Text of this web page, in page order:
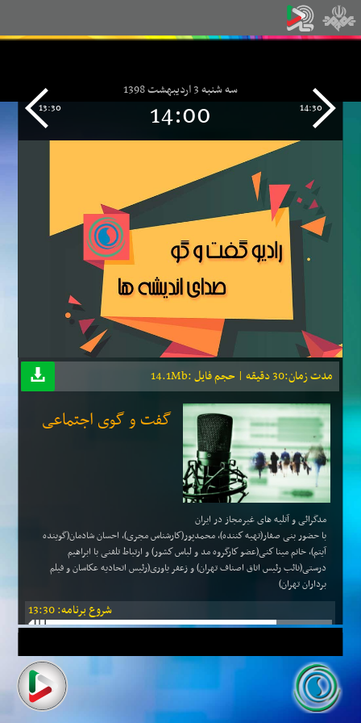
14:30
سه شنبه 3 اردیبهشت 1398
14:00
13:30
مدت زمان:30 دقیقه | حجم فایل :14.1Mb
گفت و گوی اجتماعی
مدگرائی و آتلیه های غیرمجاز در ایران
با حضور بنی صفار(تهیه كننده)، محمدپور(كارشناس مجری)، احسان شادمان(گوینده
آیتم)، خانم مینا كنی(عضو كارگروه مد و لباس كشور) و ارتباط تلفنی با ابراهیم
درستی(نائب رئیس اتاق اصناف تهران) و زعفر یاوری(رئیس اتحادیه عكاسان و فیلم
برداران تهران)
شروع برنامه: 13:30
میان برنامه